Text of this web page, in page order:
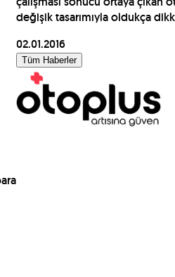
değişik tasarımıyla oldukça
02.01.2016
Tüm Haberler